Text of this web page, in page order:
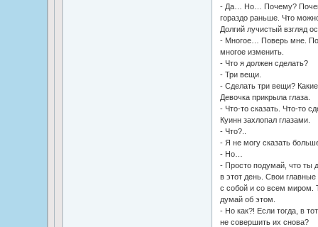
- Да… Но… Почему?
гораздо раньше. Что
Долгий лучистый взгляд
- Многое… Поверь мне.
многое изменить.
- Что я должен сделать?
- Три вещи.
- Сделать три вещи?
Девочка прикрыла глаза.
- Что-то сказать. Что-то
Куинн захлопал глазами.
- Что?..
- Я не могу сказать
- Но…
- Просто подумай, что ты
в этот день. Свои
с собой и со всем миром.
думай об этом.
- Но как?! Если тогда, в
не совершить их снова?